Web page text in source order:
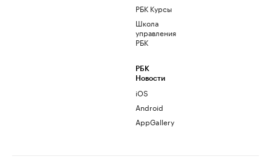
РБК Курсы
Школа
управления
РБК
РБК
Новости
iOS
Android
AppGallery